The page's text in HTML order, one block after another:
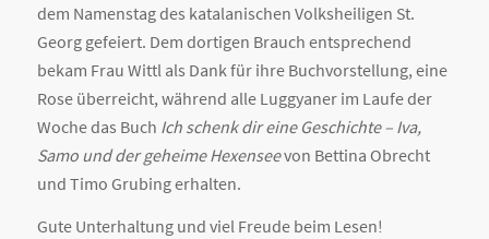
dem Namenstag des katalanischen Volksheiligen St.
Georg gefeiert. Dem dortigen Brauch entsprechend
bekam Frau Wittl als Dank für ihre Buchvorstellung, eine
Rose überreicht, während alle Luggyaner im Laufe der
Woche das Buch Ich schenk dir eine Geschichte – Iva,
Samo und der geheime Hexenseevon Bettina Obrecht
und Timo Grubing erhalten.
Gute Unterhaltung und viel Freude beim Lesen!